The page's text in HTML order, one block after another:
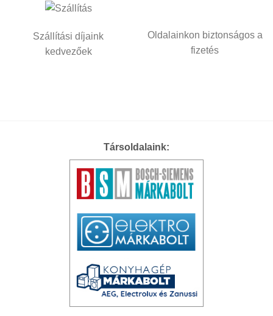
Szállítási díjaink
kedvezőek
Oldalainkon biztonságos a
fizetés
Társoldalaink: